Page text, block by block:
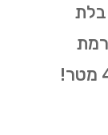
חומרי בניין, הרמה לגובה עד 45 מטר!